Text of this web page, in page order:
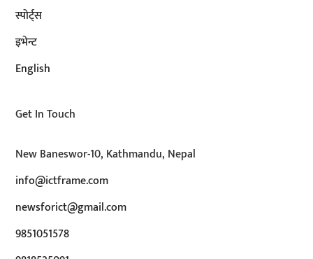
स्पोर्ट्स
इभेन्ट
English
Get In Touch
New Baneswor-10, Kathmandu, Nepal
info@ictframe.com
newsforict@gmail.com
9851051578